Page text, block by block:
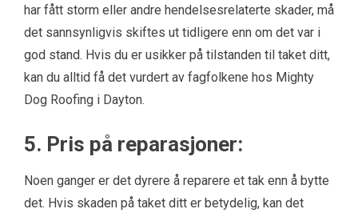
har fått storm eller andre hendelsesrelaterte skader, må
det sannsynligvis skiftes ut tidligere enn om det var i
god stand. Hvis du er usikker på tilstanden til taket ditt,
kan du alltid få det vurdert av fagfolkene hos Mighty
Dog Roofing i Dayton.
5. Pris på reparasjoner:
Noen ganger er det dyrere å reparere et tak enn å bytte
det. Hvis skaden på taket ditt er betydelig, kan det